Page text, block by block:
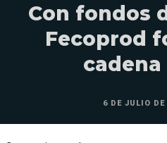
Con fondos
Fecoprod
6 DE JULIO